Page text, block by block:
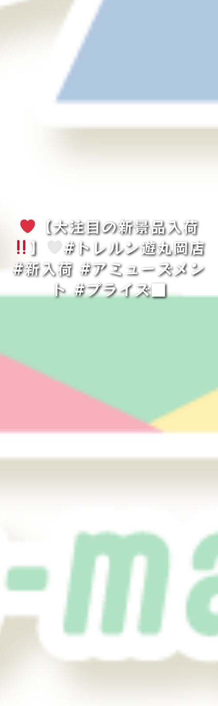
【大注目の新景品入荷
】
#トレルン遊丸岡店
#新入荷 #アミューズメン
ト #プライズ■